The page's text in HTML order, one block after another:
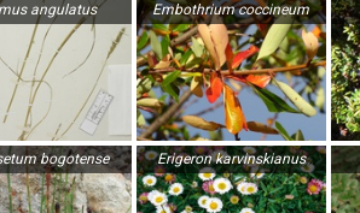
angulatus Embothrium coccineum
bogotense Erigeron karvinskianus